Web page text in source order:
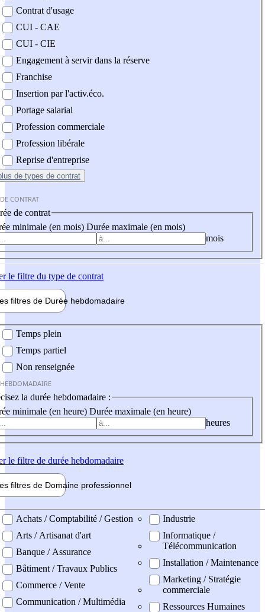
Contrat d'usage
CUI - CAE
CUI - CIE
Engagement à servir dans la réserve
Franchise
Insertion par l'activ.éco.
Portage salarial
Profession commerciale
Profession libérale
Reprise d'entreprise
de types de contrat
CONTRAT
de contrat
minimale (en mois) Durée maximale (en mois)
mois
le filtre du type de contrat
filtres de Durée hebdomadaire
Temps plein
Temps partiel
Non renseignée
la durée hebdomadaire :
minimale (en heure) Durée maximale (en heure)
heures
le filtre de durée hebdomadaire
filtres de Domaine professionnel
professionel
Achats / Comptabilité / Gestion
Arts / Artisanat d'art
Banque / Assurance
Bâtiment / Travaux Publics
Commerce / Vente
Communication / Multimédia
Industrie
Informatique /
Télécommunication
Installation / Maintenance
Marketing / Stratégie
commerciale
Ressources Humaines